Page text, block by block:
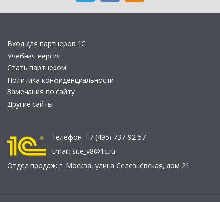
Вход для партнеров 1С
Учебная версия
Стать партнером
Политика конфиденциальности
Замечания по сайту
Другие сайты
Телефон: +7 (495) 737-92-57
Email: site_v8@1c.ru
Отдел продаж: г. Москва, улица Селезнёвская, дом 21